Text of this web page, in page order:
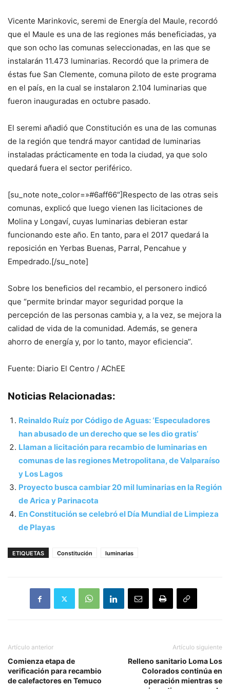
Vicente Marinkovic, seremi de Energía del Maule, recordó
que el Maule es una de las regiones más beneficiadas, ya
que son ocho las comunas seleccionadas, en las que se
instalarán 11.473 luminarias. Recordó que la primera de
éstas fue San Clemente, comuna piloto de este programa
en el país, en la cual se instalaron 2.104 luminarias que
fueron inauguradas en octubre pasado.
El seremi añadió que Constitución es una de las comunas
de la región que tendrá mayor cantidad de luminarias
instaladas prácticamente en toda la ciudad, ya que solo
quedará fuera el sector periférico.
[su_note note_color=»#6aff66″]Respecto de las otras seis
comunas, explicó que luego vienen las licitaciones de
Molina y Longaví, cuyas luminarias debieran estar
funcionando este año. En tanto, para el 2017 quedará la
reposición en Yerbas Buenas, Parral, Pencahue y
Empedrado.[/su_note]
Sobre los beneficios del recambio, el personero indicó
que “permite brindar mayor seguridad porque la
percepción de las personas cambia y, a la vez, se mejora la
calidad de vida de la comunidad. Además, se genera
ahorro de energía y, por lo tanto, mayor eficiencia”.
Fuente: Diario El Centro / AChEE
Noticias Relacionadas:
Reinaldo Ruíz por Código de Aguas: ‘Especuladores
han abusado de un derecho que se les dio gratis’
Llaman a licitación para recambio de luminarias en
comunas de las regiones Metropolitana, de Valparaíso
y Los Lagos
Proyecto busca cambiar 20 mil luminarias en la Región
de Arica y Parinacota
En Constitución se celebró el Día Mundial de Limpieza
de Playas
ETIQUETAS Constitución luminarias
Artículo anterior
Comienza etapa de
verificación para recambio
de calefactores en Temuco
Artículo siguiente
Relleno sanitario Loma Los
Colorados continúa en
operación mientras se